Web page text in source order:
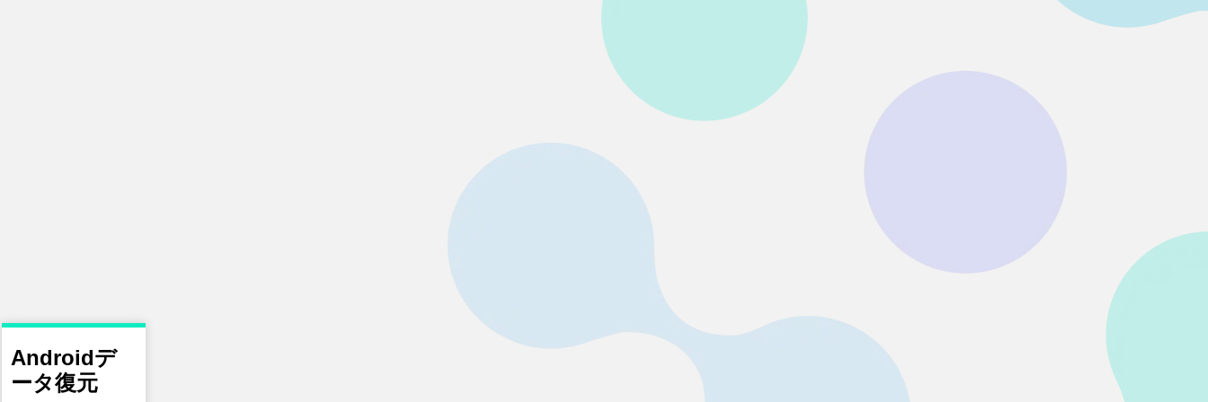
Androidデ
ータ復元